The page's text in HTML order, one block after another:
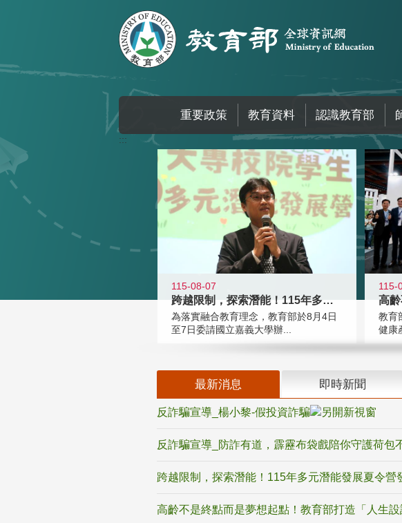
重要政策 教育資料 認識教育部
:::
115-08-07
跨越限制，探索潛能！115年多元潛
為落實融合教育理念，教育部於8月4日
至7日委請國立嘉義大學辦...
115-
教育
健康
最新消息 即時新聞
反詐騙宣導_楊小黎-假投資詐騙
反詐騙宣導_防詐有道，霹靂布袋戲陪你守護荷包
跨越限制，探索潛能！115年多元潛能發展夏令營
高齡不是終點而是夢想起點！教育部打造「人生